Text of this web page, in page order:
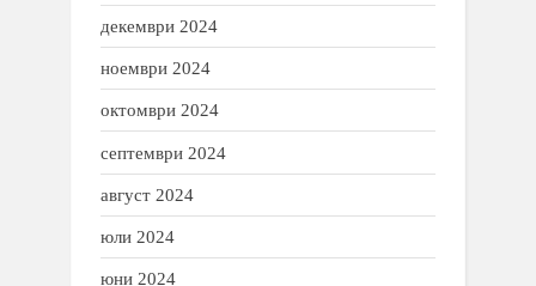
декември 2024
ноември 2024
октомври 2024
септември 2024
август 2024
юли 2024
юни 2024